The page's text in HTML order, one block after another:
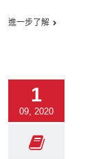
進一步了解
1
09, 2020